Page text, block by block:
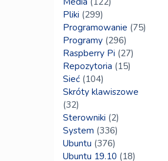
Pliki (299)
Programowanie (75)
Programy (296)
Raspberry Pi (27)
Repozytoria (15)
Sieć (104)
Skróty klawiszowe
(32)
Sterowniki (2)
System (336)
Ubuntu (376)
Ubuntu 19.10 (18)